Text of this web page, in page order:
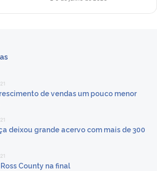
de vendas um pouco menor
deixou grande acervo com mais de 300
County na final